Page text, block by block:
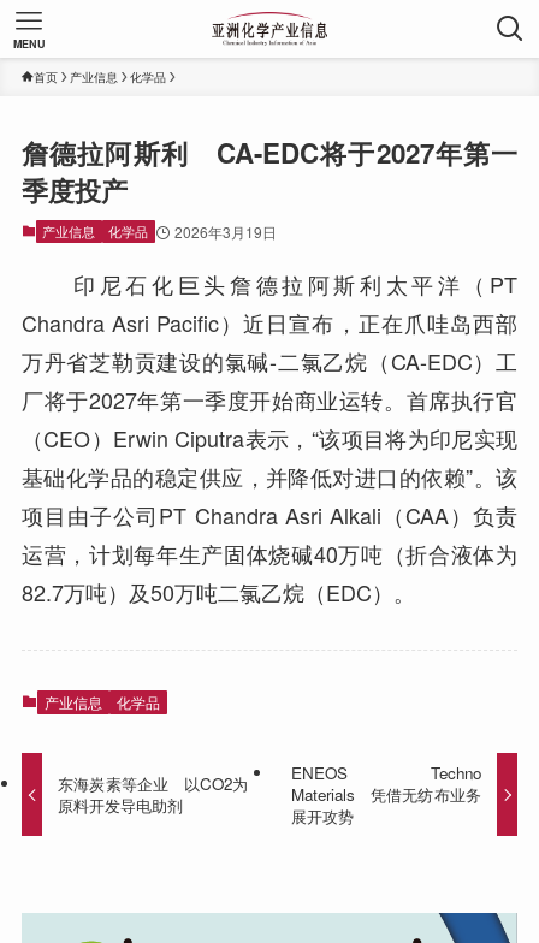
MENU
首页 产业信息 化学品
詹德拉阿斯利 CA-EDC将于2027年第一
季度投产
产业信息 化学品 2026年3月19日
印尼石化巨头詹德拉阿斯利太平洋（PT
Chandra Asri Pacific）近日宣布，正在爪哇岛西部
万丹省芝勒贡建设的氯碱-二氯乙烷（CA-EDC）工
厂将于2027年第一季度开始商业运转。首席执行官
（CEO）Erwin Ciputra表示，“该项目将为印尼实现
基础化学品的稳定供应，并降低对进口的依赖”。该
项目由子公司PT Chandra Asri Alkali（CAA）负责
运营，计划每年生产固体烧碱40万吨（折合液体为
82.7万吨）及50万吨二氯乙烷（EDC）。
产业信息 化学品
东海炭素等企业 以CO2为
原料开发导电助剂
ENEOS Techno
Materials 凭借无纺布业务
展开攻势